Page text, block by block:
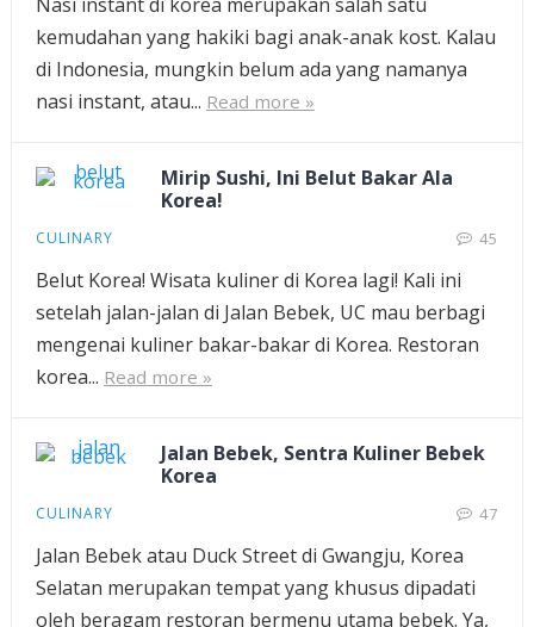
kemudahan yang hakiki bagi anak-anak kost. Kalau
di Indonesia, mungkin belum ada yang namanya
nasi instant, atau... Read more »
Mirip Sushi, Ini Belut Bakar Ala
Korea!
CULINARY 45
Belut Korea! Wisata kuliner di Korea lagi! Kali ini
setelah jalan-jalan di Jalan Bebek, UC mau berbagi
mengenai kuliner bakar-bakar di Korea. Restoran
korea... Read more »
Jalan Bebek, Sentra Kuliner Bebek
Korea
CULINARY 47
Jalan Bebek atau Duck Street di Gwangju, Korea
Selatan merupakan tempat yang khusus dipadati
oleh beragam restoran bermenu utama bebek. Ya,